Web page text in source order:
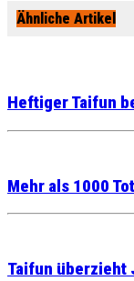
Ähnliche Artikel
Heftiger Taifun
Mehr als 1000
Taifun überzieht